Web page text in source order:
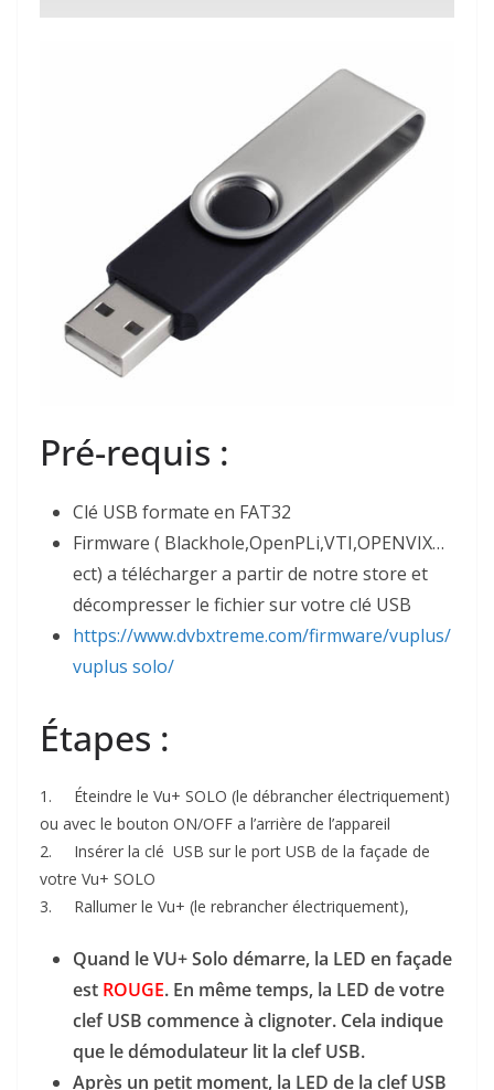
Pré-requis :
Clé USB formate en FAT32
Firmware ( Blackhole,OpenPLi,VTI,OPENVIX…
ect) a télécharger a partir de notre store et
décompresser le fichier sur votre clé USB
https://www.dvbxtreme.com/firmware/vuplus/
vuplus solo/
Étapes :
1. Éteindre le Vu+ SOLO (le débrancher électriquement)
ou avec le bouton ON/OFF a l’arrière de l’appareil
2. Insérer la clé USB sur le port USB de la façade de
votre Vu+ SOLO
3. Rallumer le Vu+ (le rebrancher électriquement),
Quand le VU+ Solo démarre, la LED en façade
est ROUGE. En même temps, la LED de votre
clef USB commence à clignoter. Cela indique
que le démodulateur lit la clef USB.
Après un petit moment, la LED de la clef USB